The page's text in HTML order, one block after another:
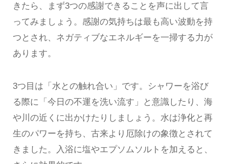
きたら、まず3つの感謝できることを声に出して言
ってみましょう。感謝の気持ちは最も高い波動を持
つとされ、ネガティブなエネルギーを一掃する力が
あります。
3つ目は「水との触れ合い」です。シャワーを浴び
る際に「今日の不運を洗い流す」と意識したり、海
や川の近くに出かけたりしましょう。水は浄化と再
生のパワーを持ち、古来より厄除けの象徴とされて
きました。入浴に塩やエプソムソルトを加えると、